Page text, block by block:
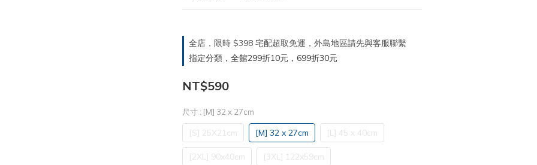
全店，限時 $398 宅配超取免運，外島地區請先與客服聯繫
指定分類，全館299折10元，699折30元
NT$590
尺寸 : [M] 32 x 27cm
[S] 25X21cm [M] 32 x 27cm [L] 45 x 40cm
[2XL] 90x40cm [3XL] 122x59cm